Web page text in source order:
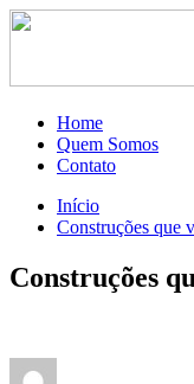
Home
Quem Somos
Contato
Início
Construções que
Construções